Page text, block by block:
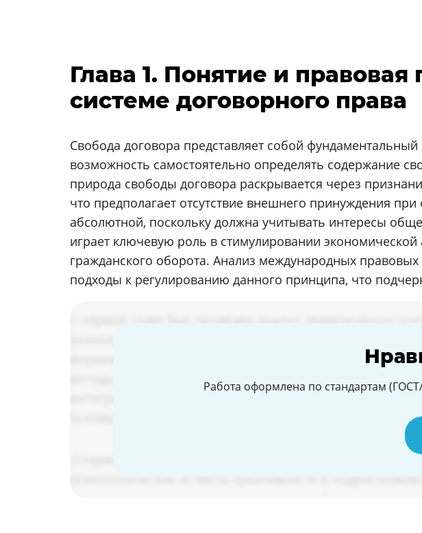
Глава 1. Понятие и
системе договорного права
Свобода договора представляет собой
возможность самостоятельно определять содержание
природа свободы договора раскрывается через
что предполагает отсутствие внешнего принуждения
абсолютной, поскольку должна учитывать интересы
играет ключевую роль в стимулировании
гражданского оборота. Анализ международных
подходы к регулированию данного принципа, что
Работа оформлена по стандартам